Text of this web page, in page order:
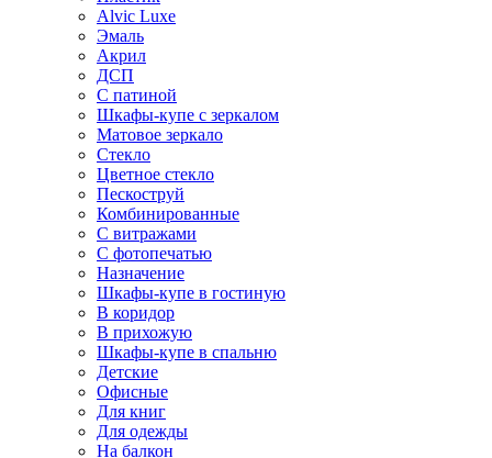
Alvic Luxe
Эмаль
Акрил
ДСП
С патиной
Шкафы-купе с зеркалом
Матовое зеркало
Стекло
Цветное стекло
Пескоструй
Комбинированные
С витражами
С фотопечатью
Назначение
Шкафы-купе в гостиную
В коридор
В прихожую
Шкафы-купе в спальню
Детские
Офисные
Для книг
Для одежды
На балкон